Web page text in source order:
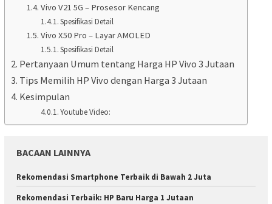
Vivo V21 5G – Prosesor Kencang
Spesifikasi Detail
Vivo X50 Pro – Layar AMOLED
Spesifikasi Detail
Pertanyaan Umum tentang Harga HP Vivo 3 Jutaan
Tips Memilih HP Vivo dengan Harga 3 Jutaan
Kesimpulan
Youtube Video:
BACAAN LAINNYA
Rekomendasi Smartphone Terbaik di Bawah 2 Juta
Rekomendasi Terbaik: HP Baru Harga 1 Jutaan